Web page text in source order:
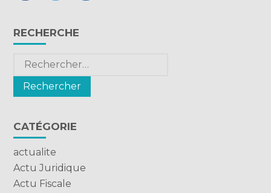
Blog
sidebar
RECHERCHE
Rechercher :
CATÉGORIE
actualite
Actu Juridique
Actu Fiscale